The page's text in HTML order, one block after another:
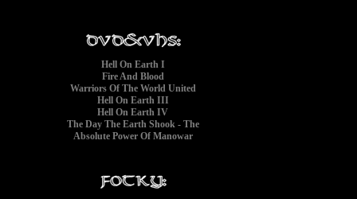
Hell On Earth I
Fire And Blood
Warriors Of The World United
Hell On Earth III
Hell On Earth IV
The Day The Earth Shook - The
Absolute Power Of Manowar